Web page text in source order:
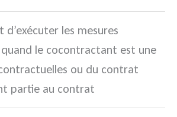
les mesures
le cocontractant est une
ou du contrat
partie au contrat